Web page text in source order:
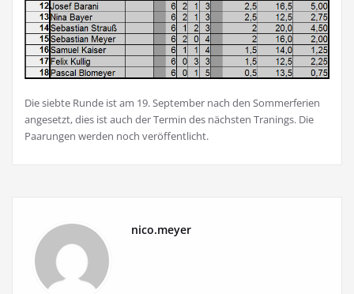
Die siebte Runde ist am 19. September nach den Sommerferien
angesetzt, dies ist auch der Termin des nächsten Tranings. Die
Paarungen werden noch veröffentlicht.
nico.meyer